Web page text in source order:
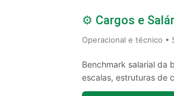
⚙️ Cargos e
Operacional e técnico •
Benchmark salarial da
escalas, estruturas de